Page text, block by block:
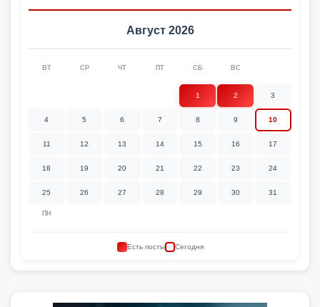
Август 2026
ПН
ВТ СР ЧТ ПТ СБ ВС
1 2 3
4 5 6 7 8 9 10
11 12 13 14 15 16 17
18 19 20 21 22 23 24
25 26 27 28 29 30 31
Есть посты Сегодня